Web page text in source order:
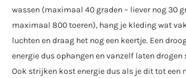
wassen (maximaal 40 graden – liever nog 30
maximaal 800 toeren), hang je kleding wat
luchten en draag het nog een keertje. Een
energie dus ophangen en vanzelf laten drogen
Ook strijken kost energie dus als je dit tot